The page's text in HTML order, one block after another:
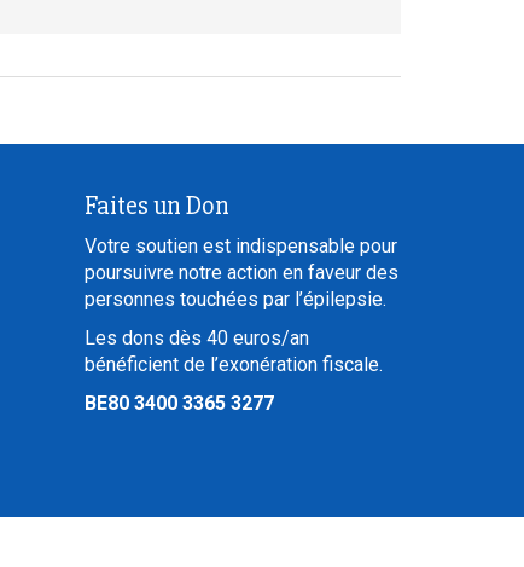
Faites un Don
Votre soutien est indispensable pour
poursuivre notre action en faveur des
personnes touchées par l’épilepsie.
Les dons dès 40 euros/an
bénéficient de l’exonération fiscale.
BE80 3400 3365 3277